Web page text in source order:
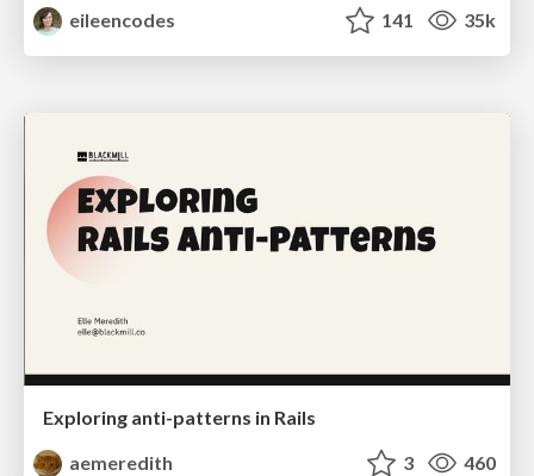
eileencodes
141 35k
Exploring anti-patterns in Rails
aemeredith
3 460